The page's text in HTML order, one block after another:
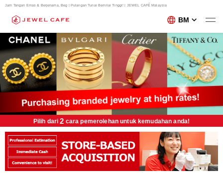
Jam Tangan Emas & Berjenama, Beg | Pulangan Tunai Bernilai Tinggi! | JEWEL CAFÉ Malaysia
BM
Pilih dari2 cara pemerolehan untuk kemudahan anda!